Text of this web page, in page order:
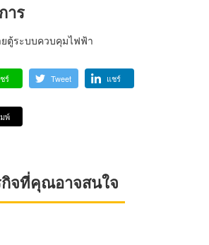
าร
ตู้ระบบควบคุมไฟฟ้า
ร์ Tweet แชร์
พ์
จที่คุณอาจสนใจ